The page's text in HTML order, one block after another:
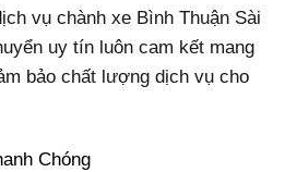
vụ chành xe Bình Thuận Sài
uy tín luôn cam kết mang
bảo chất lượng dịch vụ cho
Chóng